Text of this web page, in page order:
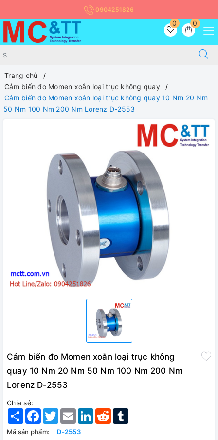
0904251826
0
0
Trang chủ
Cảm biến đo Momen xoắn loại trục không quay
Cảm biến đo Momen xoắn loại trục không quay 10 Nm 20 Nm
50 Nm 100 Nm 200 Nm Lorenz D-2553
Cảm biến đo Momen xoắn loại trục không
quay 10 Nm 20 Nm 50 Nm 100 Nm 200 Nm
Lorenz D-2553
Chia sẻ:
Share Facebook
TwitterEmail LinkedInReddit
Mã sản phẩm:
D-2553